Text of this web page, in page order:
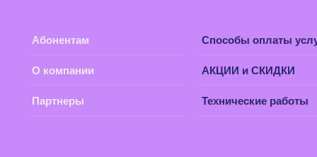
Абонентам
О компании
Партнеры
Способы оплаты
АКЦИИ и СКИДКИ
Технические работы